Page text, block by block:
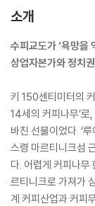
소개
수피교도가 ‘욕망을
상업자본가와 정치
키 150센티미터의
14세의 커피나무’
바친 선물이었다. ‘
스령 마르티니크섬
다. 어렵게 커피나무
르티니크로 가져가
계 커피산업과 커피